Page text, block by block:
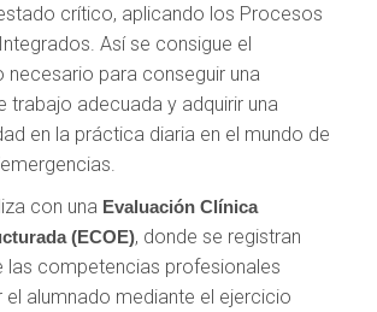
crítico, aplicando los Procesos
Así se consigue el
necesario para conseguir una
trabajo adecuada y adquirir una
en la práctica diaria en el mundo de
con una Evaluación Clínica
(ECOE), donde se registran
las competencias profesionales
el alumnado mediante el ejercicio